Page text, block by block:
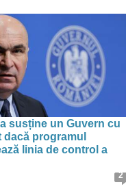
susține un Guvern cu
programul
linia de control a
2